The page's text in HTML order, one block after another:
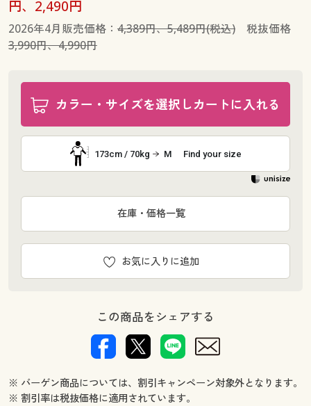
円、2,490円
2026年4月販売価格： 4,389円、5,489円(税込)税抜価格
3,990円、4,990円
カラー・サイズを選択しカートに入れる
173cm / 70kg M Find your size
お気に入りに追加
在庫・価格一覧
この商品をシェアする
※ バーゲン商品については、割引キャンペーン対象外となります。
※ 割引率は税抜価格に適用されています。